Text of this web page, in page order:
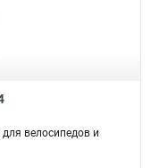
велосипедов и